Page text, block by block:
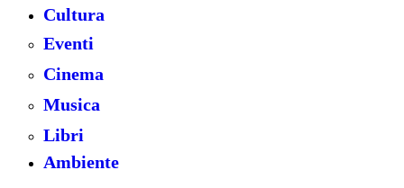
Cultura
Eventi
Cinema
Musica
Libri
Ambiente